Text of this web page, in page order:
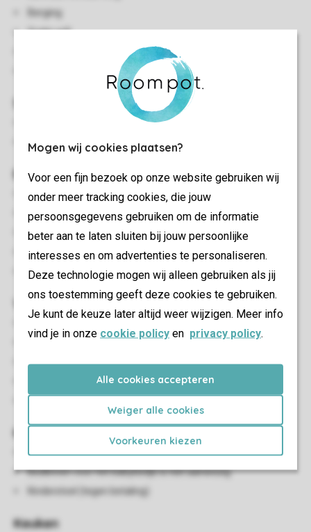
Mogen wij cookies plaatsen?
Voor een fijn bezoek op onze website gebruiken wij
onder meer tracking cookies, die jouw
persoonsgegevens gebruiken om de informatie
beter aan te laten sluiten bij jouw persoonlijke
interesses en om advertenties te personaliseren.
Deze technologie mogen wij alleen gebruiken als jij
ons toestemming geeft deze cookies te gebruiken.
Je kunt de keuze later altijd weer wijzigen. Meer info
vind je in onze cookie policy en privacy policy.
Alle cookies accepteren
Weiger alle cookies
Voorkeuren kiezen
Berging
Gratis wifi
Slaapkamer met 2-persoonsbed
Twee slaapkamers met stapelbed
Buiten
Terrasmeubilair
Hottub
Gedeeltelijk overdekt terras
Tuin
Maximaal één auto parkeren bij de accommodatie
Woon-/eetkamer
Eethoek
Flatscreen-tv
HDMI-aansluiting
Airconditioning
Kindervoorzieningen
Campingbedje (tegen betaling)
Bedlinnen voor het babybedje is niet aanwezig
Kinderstoel (tegen betaling)
Keuken